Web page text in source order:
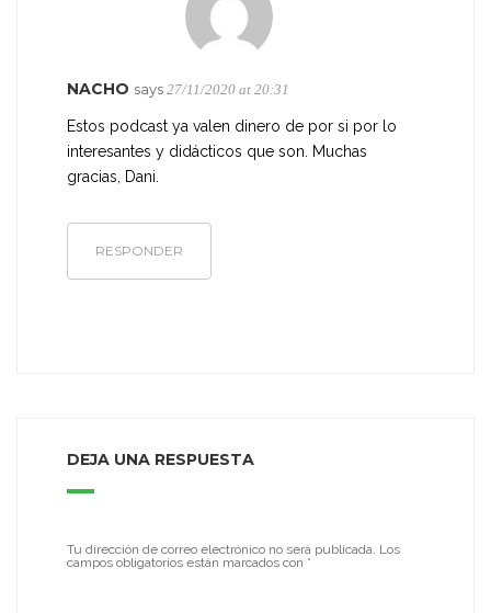
NACHO says 27/11/2020 at 20:31
Estos podcast ya valen dinero de por si por lo
interesantes y didácticos que son. Muchas
gracias, Dani.
RESPONDER
DEJA UNA RESPUESTA
Tu dirección de correo electrónico no será publicada. Los
campos obligatorios están marcados con *